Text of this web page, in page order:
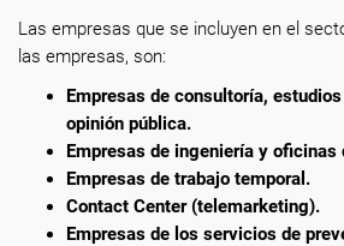
Las empresas que se incluyen en el
las empresas, son:
Empresas de consultoría,
opinión pública.
Empresas de ingeniería y
Empresas de trabajo temporal.
Contact Center (telemarketing).
Empresas de los servicios de